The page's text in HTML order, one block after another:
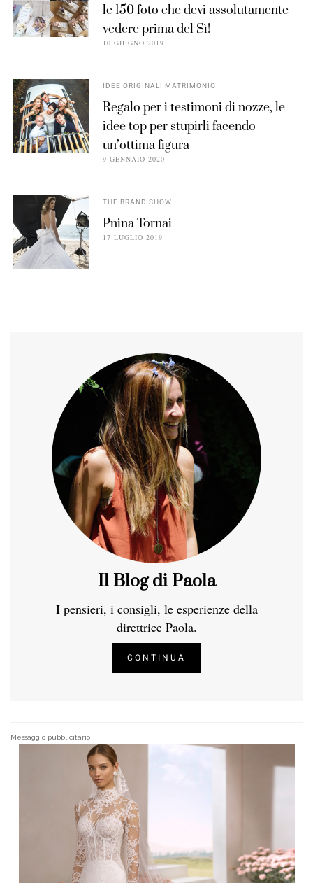
le 150 foto che devi assolutamente
vedere prima del Sì!
10 GIUGNO 2019
IDEE ORIGINALI MATRIMONIO
Regalo per i testimoni di nozze, le
idee top per stupirli facendo
un’ottima figura
9 GENNAIO 2020
THE BRAND SHOW
Pnina Tornai
17 LUGLIO 2019
Il Blog di Paola
I pensieri, i consigli, le esperienze della
direttrice Paola.
CONTINUA
Messaggio pubblicitario